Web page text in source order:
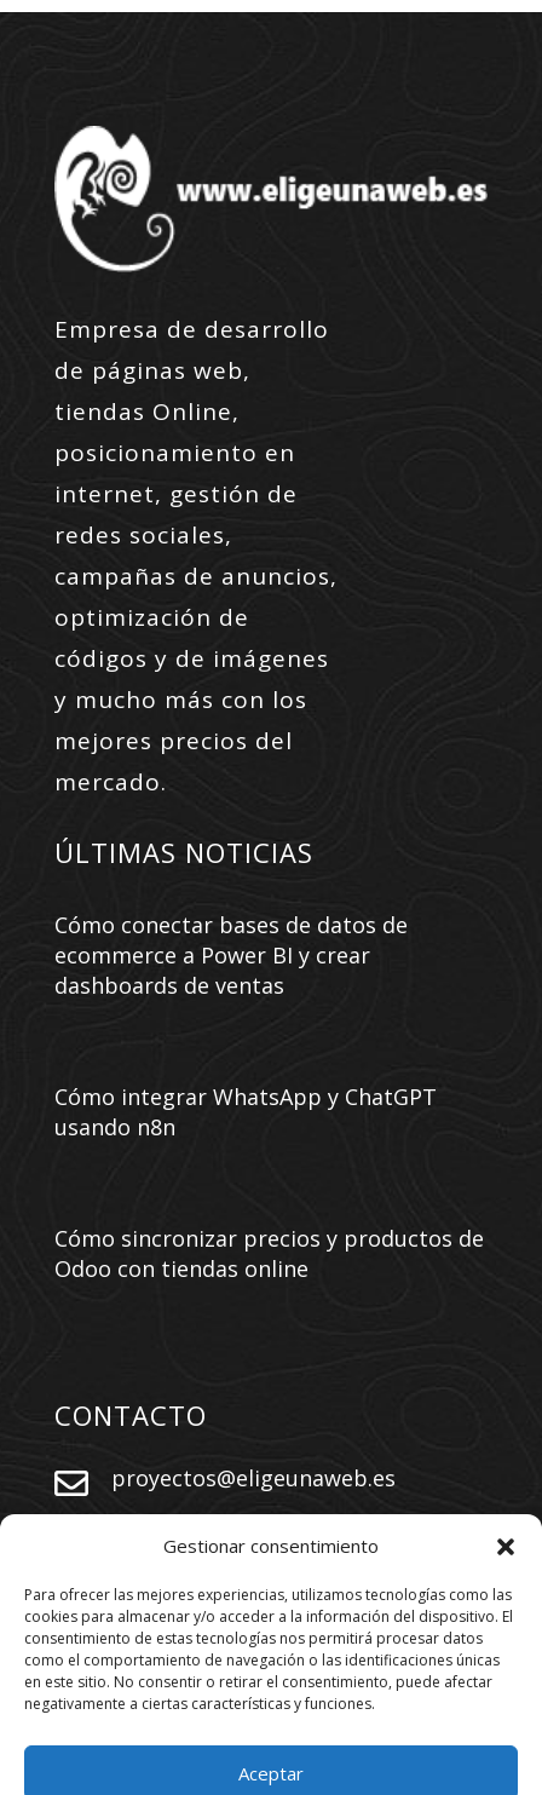
Gestionar consentimiento
Para ofrecer las mejores experiencias, utilizamos tecnologías como las
cookies para almacenar y/o acceder a la información del dispositivo. El
consentimiento de estas tecnologías nos permitirá procesar datos
como el comportamiento de navegación o las identificaciones únicas
en este sitio. No consentir o retirar el consentimiento, puede afectar
negativamente a ciertas características y funciones.
Aceptar
Empresa de desarrollo
de páginas web,
tiendas Online,
posicionamiento en
internet, gestión de
redes sociales,
campañas de anuncios,
optimización de
códigos y de imágenes
y mucho más con los
mejores precios del
mercado.
ÚLTIMAS NOTICIAS
Cómo conectar bases de datos de
ecommerce a Power BI y crear
dashboards de ventas
Cómo integrar WhatsApp y ChatGPT
usando n8n
Cómo sincronizar precios y productos de
Odoo con tiendas online
CONTACTO
 proyectos@eligeunaweb.es
+34 609 730 569
SÍGUENOS